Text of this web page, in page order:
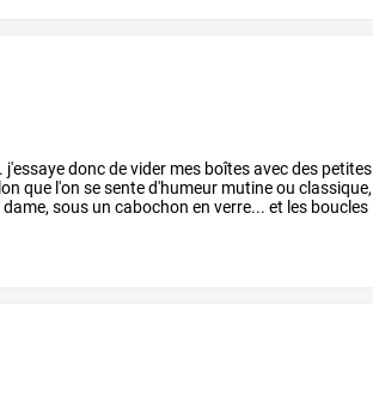
j'essayedoncdevider mes boîtesavecdes petites
que l'on sesented'humeur mutineou classique,
dame, sous un cabochon en verre... et les boucles